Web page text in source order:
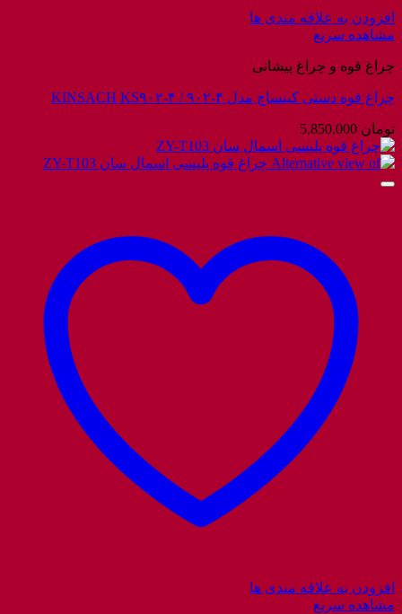
افزودن به علاقه مندی ها
مشاهده سریع
چراغ قوه و چراغ پیشانی
چراغ قوه دستی کینساچ مدل ۴-۹۰۲ / KINSACH KS۹۰۲-۴
تومان
افزودن به علاقه مندی ها
مشاهده سریع